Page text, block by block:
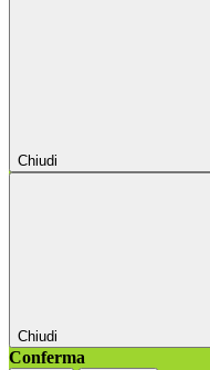
Chiudi
Chiudi
Conferma